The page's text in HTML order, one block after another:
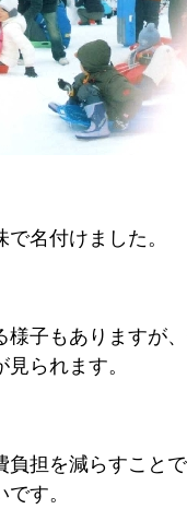
名付けました。
子もありますが
られます。
担を減らすこと
す。